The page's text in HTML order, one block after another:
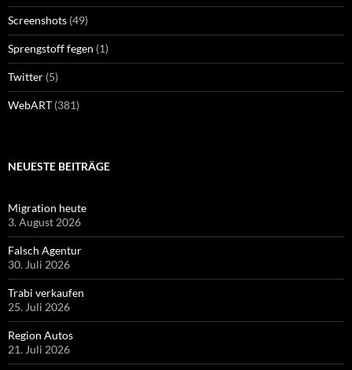
Screenshots (49)
Sprengstoff fegen (1)
Twitter (5)
WebART (381)
NEUESTE BEITRÄGE
Migration heute
3. August 2026
Falsch Agentur
30. Juli 2026
Trabi verkaufen
25. Juli 2026
Region Autos
21. Juli 2026